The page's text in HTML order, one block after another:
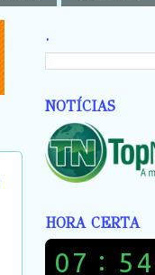
.
NOTÍCIAS
HORA CERTA